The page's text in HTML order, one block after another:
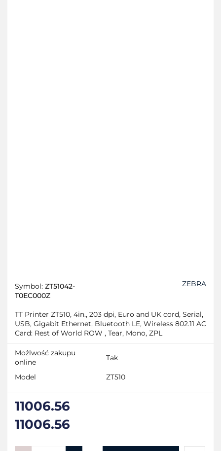
Symbol: ZT51042-
T0EC000Z
ZEBRA
TT Printer ZT510, 4in., 203 dpi, Euro and UK cord, Serial,
USB, Gigabit Ethernet, Bluetooth LE, Wireless 802.11 AC
Card: Rest of World ROW , Tear, Mono, ZPL
Możlwość zakupu
online
Tak
Model ZT510
11006.56
11006.56